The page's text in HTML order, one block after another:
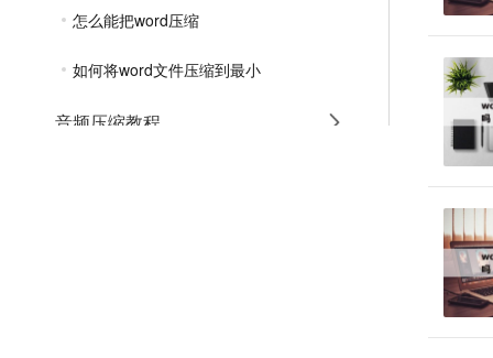
怎么能把word压缩
如何将word文件压缩到最小
音频压缩教程